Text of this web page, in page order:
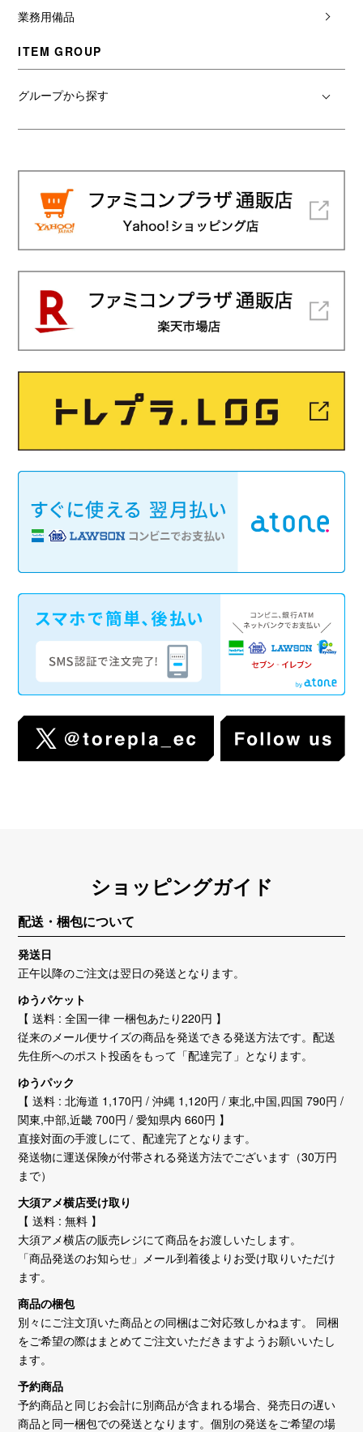
業務用備品
ITEM GROUP
グループから探す
ショッピングガイド
配送・梱包について
発送日
正午以降のご注文は翌日の発送となります。
ゆうパケット
【 送料 : 全国一律 一梱包あたり220円 】
従来のメール便サイズの商品を発送できる発送方法です。配送
先住所へのポスト投函をもって「配達完了」となります。
ゆうパック
【 送料 : 北海道 1,170円 / 沖縄 1,120円 / 東北,中国,四国 790円 /
関東,中部,近畿 700円 / 愛知県内 660円 】
直接対面の手渡しにて、配達完了となります。
発送物に運送保険が付帯される発送方法でございます（30万円
まで）
大須アメ横店受け取り
【 送料 : 無料 】
大須アメ横店の販売レジにて商品をお渡しいたします。
「商品発送のお知らせ」メール到着後よりお受け取りいただけ
ます。
商品の梱包
別々にご注文頂いた商品との同梱はご対応致しかねます。 同梱
をご希望の際はまとめてご注文いただきますようお願いいたし
ます。
予約商品
予約商品と同じお会計に別商品が含まれる場合、発売日の遅い
商品と同一梱包での発送となります。個別の発送をご希望の場